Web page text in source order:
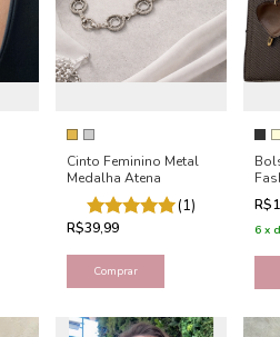
Cinto Feminino Metal
Medalha Atena
(1)
R$39,99
Comprar
6 x